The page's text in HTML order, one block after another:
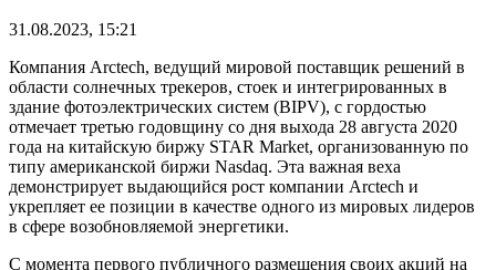
31.08.2023, 15:21
Компания Arctech, ведущий мировой поставщик решений в
области солнечных трекеров, стоек и интегрированных в
здание фотоэлектрических систем (BIPV), с гордостью
отмечает третью годовщину со дня выхода 28 августа 2020
года на китайскую биржу STAR Market, организованную по
типу американской биржи Nasdaq. Эта важная веха
демонстрирует выдающийся рост компании Arctech и
укрепляет ее позиции в качестве одного из мировых лидеров
в сфере возобновляемой энергетики.
С момента первого публичного размещения своих акций на